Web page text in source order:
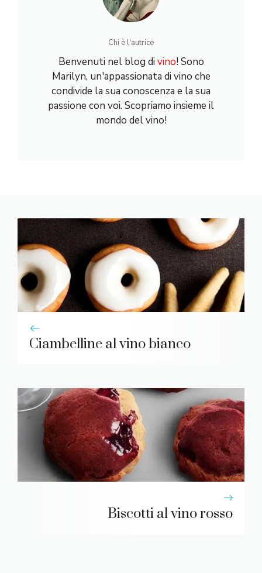
Chi è l'autrice
Benvenuti nel blog divino! Sono
Marilyn, un'appassionata di vino che
condivide la sua conoscenza e la sua
passione con voi. Scopriamo insieme il
mondo del vino!
Ciambelline al vino bianco
Biscotti al vino rosso